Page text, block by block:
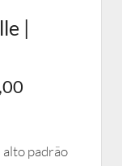
|
padrão